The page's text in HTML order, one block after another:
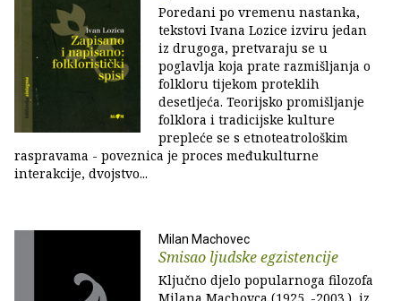
Poredani po vremenu nastanka,
tekstovi Ivana Lozice izviru jedan
iz drugoga, pretvaraju se u
poglavlja koja prate razmišljanja o
folkloru tijekom proteklih
desetljeća. Teorijsko promišljanje
folklora i tradicijske kulture
prepleće se s etnoteatrološkim
raspravama - poveznica je proces međukulturne
interakcije, dvojstvo...
Milan Machovec
Smisao ljudske egzistencije
Ključno djelo popularnoga filozofa